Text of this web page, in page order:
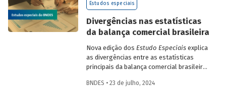
discutindo seus custos e suas fontes de
produtos e focos de atuação.
Estudos especiais
Divergências nas estatísticas
da balança comercial brasileira
Nova edição dos Estudo Especiaisexplica
as divergências entre as estatísticas
principais da balança comercial brasileira
apontam para uma reaproximação do
BNDES • 23 de julho, 2024